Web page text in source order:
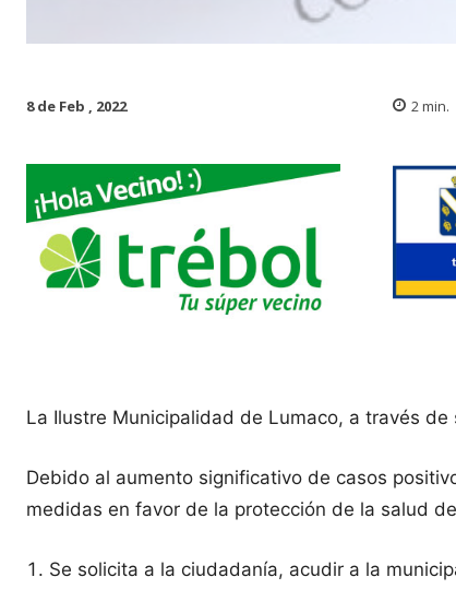
8 de Feb , 2022 2 min.
La Ilustre Municipalidad de Lumaco, a través
Debido al aumento significativo de casos
medidas en favor de la protección de la salud
Se solicita a la ciudadanía, acudir a la